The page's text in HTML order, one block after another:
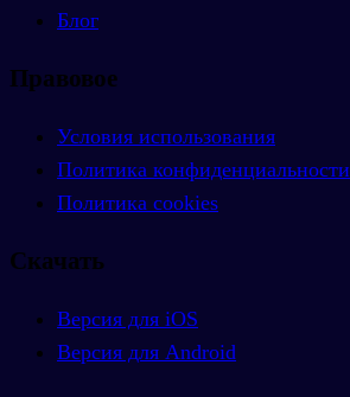
Блог
Правовое
Условия использования
Политика конфиденциальности
Политика cookies
Скачать
Версия для iOS
Версия для Android